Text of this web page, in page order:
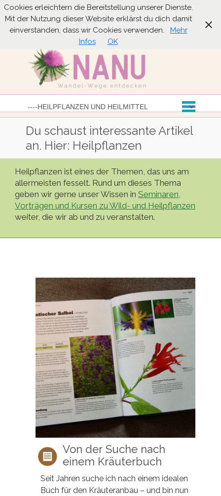
Suche
Du schaust interessante Artikel
an. Hier: Heilpflanzen
Heilpflanzen ist eines der Themen, das uns am
allermeisten fesselt. Rund um dieses Thema
geben wir gerne unser Wissen in Seminaren,
Vorträgen und Kursen zu Wild- und Heilpflanzen
weiter, die wir ab und zu veranstalten.
Von der Suche nach
einem Kräuterbuch
Seit Jahren suche ich nach einem idealen
Buch für den Kräuteranbau – und bin nun
Cookies erleichtern die Bereitstellung unserer Dienste.
Mit der Nutzung dieser Website erklärst du dich damit
einverstanden, dass wir Cookies verwenden.
Mehr
Infos
OK